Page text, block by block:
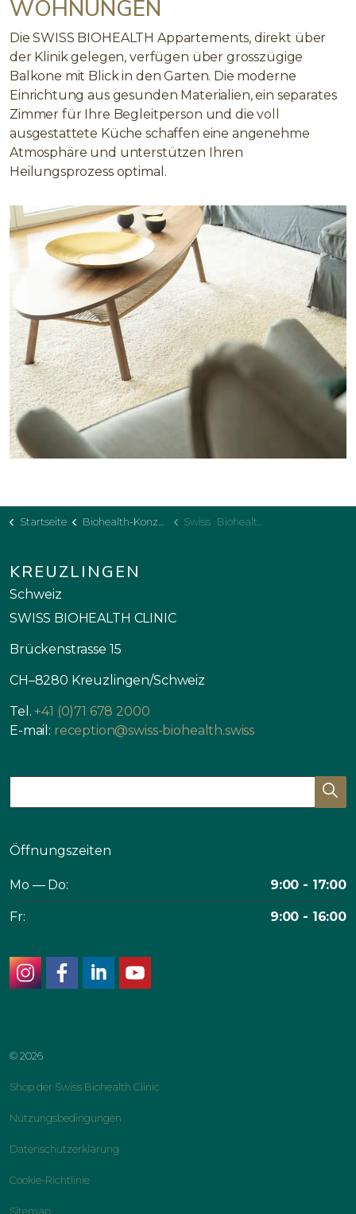
WOHNUNGEN
Die SWISS BIOHEALTH Appartements, direkt über
der Klinik gelegen, verfügen über grosszügige
Balkone mit Blick in den Garten. Die moderne
Einrichtung aus gesunden Materialien, ein separates
Zimmer für Ihre Begleitperson und die voll
ausgestattete Küche schaffen eine angenehme
Atmosphäre und unterstützen Ihren
Heilungsprozess optimal.
Startseite Biohealth-Konzept Swiss Biohealth Week
KREUZLINGEN
Schweiz
SWISS BIOHEALTH CLINIC
Brückenstrasse 15
CH–8280 Kreuzlingen/Schweiz
Tel. +41 (0)71 678 2000
E-mail: reception@swiss-biohealth.swiss
Öffnungszeiten
Mo — Do: 9:00 - 17:00
Fr: 9:00 - 16:00
© 2026
Shop der Swiss Biohealth Clinic
Nutzungsbedingungen
Datenschutzerklärung
Cookie-Richtlinie
Sitemap